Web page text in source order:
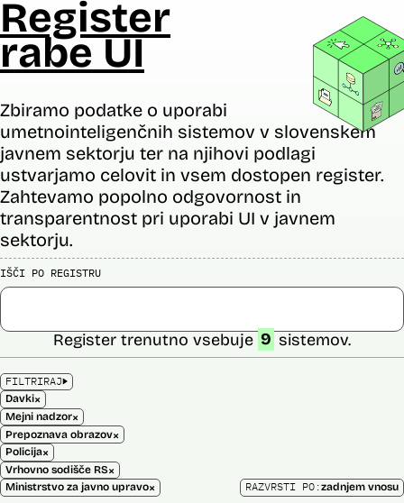
Register
rabe UI
Zbiramo podatke o uporabi
umetnointeligenčnih sistemov v slovenskem
javnem sektorju ter na njihovi podlagi
ustvarjamo celovit in vsem dostopen register.
Zahtevamo popolno odgovornost in
transparentnost pri uporabi UI v javnem
sektorju.
IŠČI PO REGISTRU
FILTRIRAJ
Davki×
Mejni nadzor×
Prepoznava obrazov×
Policija×
Vrhovno sodišče RS×
Ministrstvo za javno upravo×
Register trenutno vsebuje 9 sistemov.
RAZVRSTI PO:zadnjem vnosu